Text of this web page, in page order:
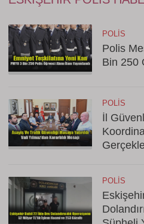
POLIS
Polis
Bin 250
POLIS
İl
POLIS